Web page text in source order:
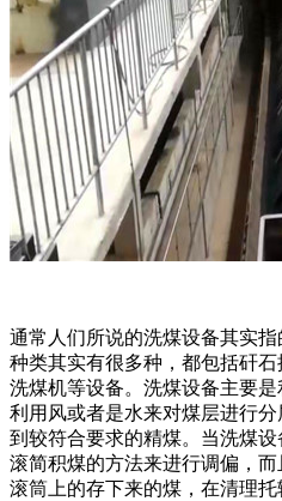
通常人们所说的洗煤设备其实
种类其实有很多种，都包括矸
洗煤机等设备。洗煤设备主要
利用风或者是水来对煤层进行
到较符合要求的精煤。当洗煤
滚简积煤的方法来进行调偏，
滚筒上的存下来的煤，在清理托